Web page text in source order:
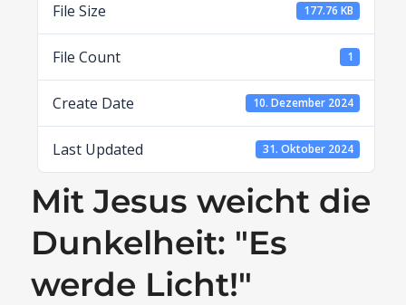
File Size 177.76 KB
File Count 1
Create Date 10. Dezember 2024
Last Updated 31. Oktober 2024
Mit Jesus weicht die
Dunkelheit: "Es
werde Licht!"